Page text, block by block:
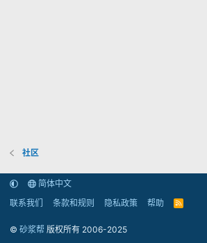
社区
简体中文
联系我们
条款和规则 隐私政策 帮助
R
© 砂浆帮 版权所有 2006-2025